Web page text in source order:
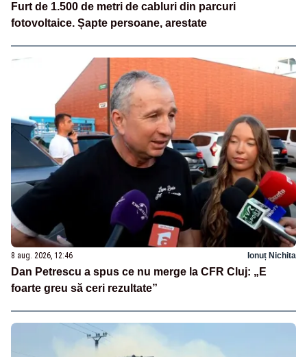
Furt de 1.500 de metri de cabluri din parcuri
fotovoltaice. Șapte persoane, arestate
8 aug. 2026, 12:46 Ionuț Nichita
Dan Petrescu a spus ce nu merge la CFR Cluj: „E
foarte greu să ceri rezultate”